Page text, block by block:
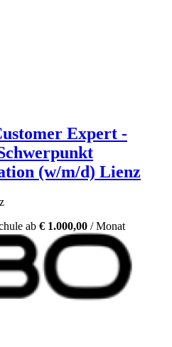
Expert -
(w/m/d) Lienz
ab € 1.000,00 / Monat